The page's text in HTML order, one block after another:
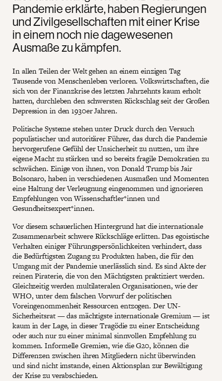
Pandemie erklärte, haben Regierungen
und Zivilgesellschaften mit einer Krise
in einem noch nie dagewesenen
Ausmaße zu kämpfen.
In allen Teilen der Welt gehen an einem einzigen Tag
Tausende von Menschenleben verloren. Volkswirtschaften, die
sich von der Finanzkrise des letzten Jahrzehnts kaum erholt
hatten, durchleben den schwersten Rückschlag seit der Großen
Depression in den 1930er Jahren.
Politische Systeme stehen unter Druck durch den Versuch
populistischer und autoritärer Führer, das durch die Pandemie
hervorgerufene Gefühl der Unsicherheit zu nutzen, um ihre
eigene Macht zu stärken und so bereits fragile Demokratien zu
schwächen. Einige von ihnen, von Donald Trump bis Jair
Bolsonaro, haben in verschiedenen Ausmaßen und Momenten
eine Haltung der Verleugnung eingenommen und ignorieren
Empfehlungen von Wissenschaftler*innen und
Gesundheitsexpert*innen.
Vor diesem schauerlichen Hintergrund hat die internationale
Zusammenarbeit schwere Rückschläge erlitten. Das egoistische
Verhalten einiger Führungspersönlichkeiten verhindert, dass
die Bedürftigsten Zugang zu Produkten haben, die für den
Umgang mit der Pandemie unerlässlich sind. Es sind Akte der
reinen Piraterie, die von den Mächtigsten praktiziert werden.
Gleichzeitig werden multilateralen Organisationen, wie der
WHO, unter dem falschen Vorwurf der politischen
Voreingenommenheit Ressourcen entzogen. Der UN-
Sicherheitsrat — das mächtigste internationale Gremium — ist
kaum in der Lage, in dieser Tragödie zu einer Entscheidung
oder auch nur zu einer minimal sinnvollen Empfehlung zu
kommen. Informelle Gremien, wie die G20, können die
Differenzen zwischen ihren Mitgliedern nicht überwinden
und sind nicht imstande, einen Aktionsplan zur Bewältigung
der Krise zu verabschieden.